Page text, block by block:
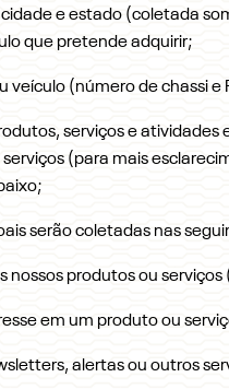
e estado (coletada
que pretende adquirir;
veículo (número de chassi
serviços e
(para mais
serão coletadas nas
nossos produtos ou
em um produto ou
alertas ou outros